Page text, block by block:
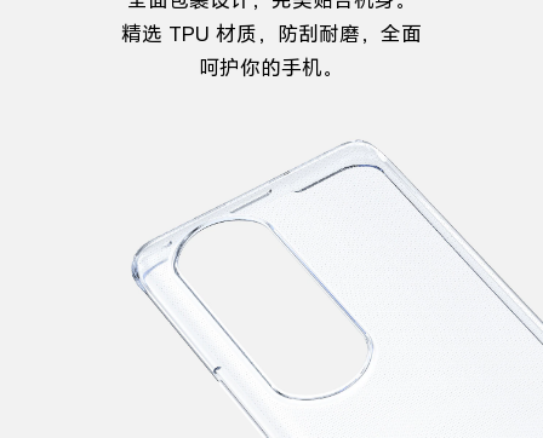
精选 TPU 材质，防刮耐磨，全面
呵护你的手机。